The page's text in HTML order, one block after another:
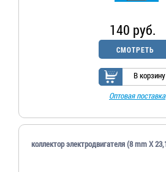
140 руб.
СМОТРЕТЬ
В корзину
Оптовая поставка
коллектор электродвигателя (8 mm X